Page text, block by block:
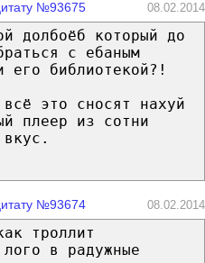
№93675 08.02.2014
долбоёб который до
с ебаным
библиотекой?!
это сносят нахуй
плеер из сотни
№93674 08.02.2014
троллит
в радужные